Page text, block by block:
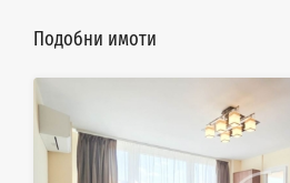
Подобни имоти